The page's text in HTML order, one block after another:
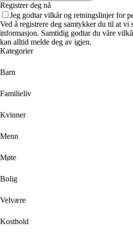
Registrer deg nå
Jeg godtar vilkår og retningslinjer for
Ved å registrere deg samtykker du til at vi
informasjon. Samtidig godtar du våre
kan alltid melde deg av igjen.
Kategorier
Barn
Familieliv
Kvinner
Menn
Møte
Bolig
Velvære
Kosthold